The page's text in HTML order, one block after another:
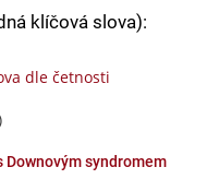
klíčová slova):
dle četnosti
Downovým syndromem